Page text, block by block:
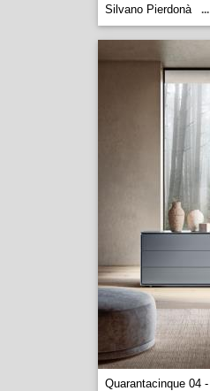
Silvano Pierdonà
...
Quarantacinque 04 -